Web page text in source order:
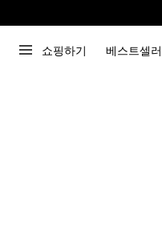
쇼핑하기 베스트셀러